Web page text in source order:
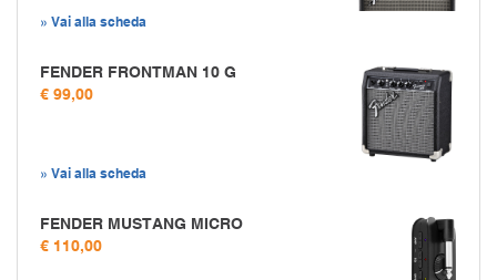
» Vai alla scheda
FENDER FRONTMAN 10 G
€ 99,00
» Vai alla scheda
FENDER MUSTANG MICRO
€ 110,00